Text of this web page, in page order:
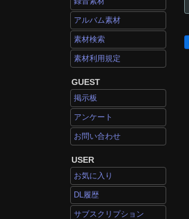
アルバム素材
素材検索
素材利用規定
GUEST
掲示板
アンケート
お問い合わせ
USER
お気に入り
DL履歴
サブスクリプション